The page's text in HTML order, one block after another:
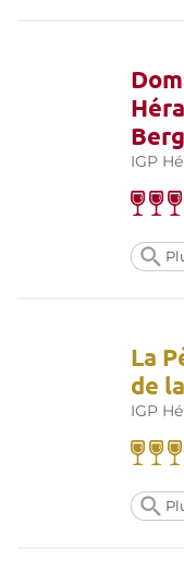
IGP
La
de
IGP